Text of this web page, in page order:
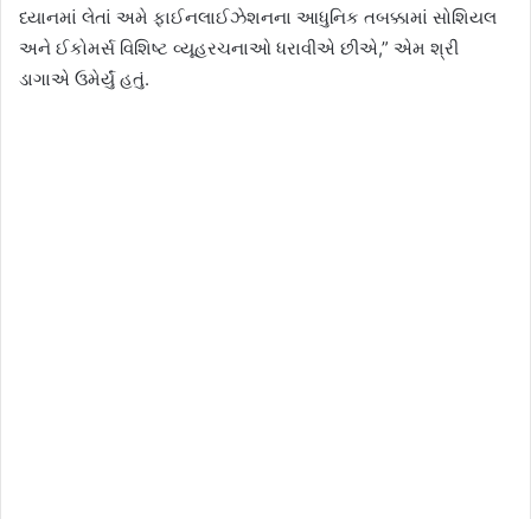
ધ્યાનમાં લેતાં અમે ફાઈનલાઈઝેશનના આધુનિક તબક્કામાં સોશિયલ
અને ઈકોમર્સ વિશિષ્ટ વ્યૂહરચનાઓ ધરાવીએ છીએ,” એમ શ્રી
ડાગાએ ઉમેર્યું હતું.